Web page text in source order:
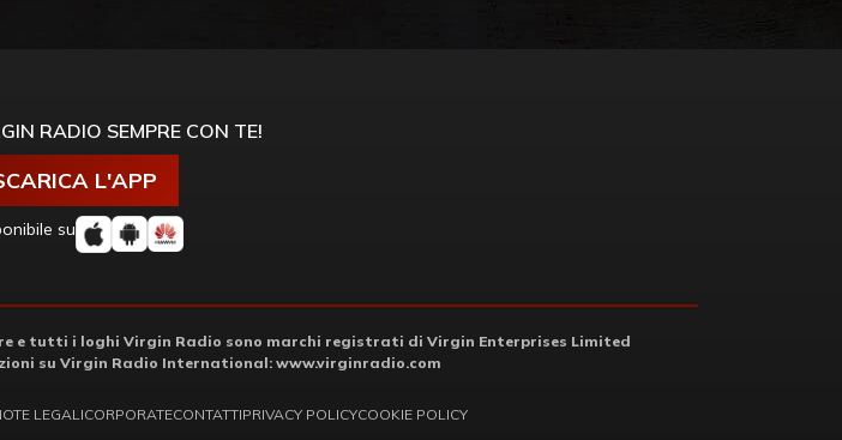
RADIO SEMPRE CON TE!
L'APP
su
e tutti i loghi Virgin Radio sono marchi registrati di Virgin Enterprises Limited
su Virgin Radio International: www.virginradio.com
LEGALICORPORATECONTATTIPRIVACY POLICYCOOKIE POLICY